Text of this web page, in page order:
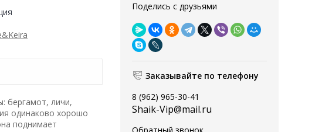
Поделись с друзьями
Заказывайте по телефону
8 (962) 965-30-41
Shaik-Vip@mail.ru
бергамот, личи,
одинаково хорошо
поднимает